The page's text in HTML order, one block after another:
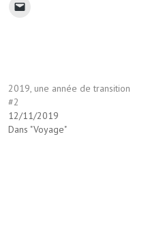
2019, une année de transition
#2
12/11/2019
Dans "Voyage"